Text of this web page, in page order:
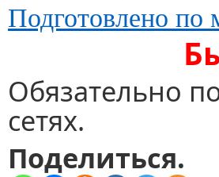
Подготовлено по
Обязательно
сетях.
Поделиться.